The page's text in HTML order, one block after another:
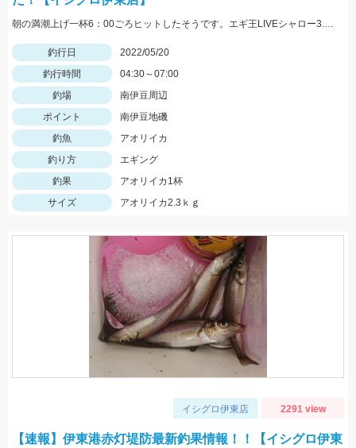
朝の満潮上げ一杯6：00ごろヒットしたそうです。エギ王LIVEシャロー3.5号ムラムラチェリーを使用。情報提供ありがとうございます！
釣行日
2022/05/20
釣行時間
04:30～07:00
釣場
南伊豆周辺
ポイント
南伊豆地磯
釣魚
アオリイカ
釣り方
エギング
釣果
アオリイカ1杯
サイズ
アオリイカ2.3ｋｇ
イシグロ伊東店 2291 view
【速報】伊東港赤灯堤防最新釣果情報！！【イシグロ伊東